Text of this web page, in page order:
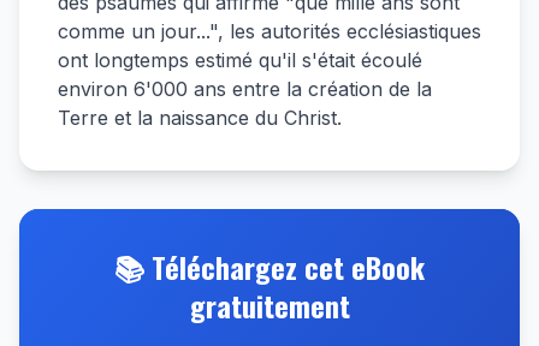
comme un jour...", les autorités ecclésiastiques
ont longtemps estimé qu'il s'était écoulé
environ 6'000 ans entre la création de la
Terre et la naissance du Christ.
📚 Téléchargez cet eBook
gratuitement